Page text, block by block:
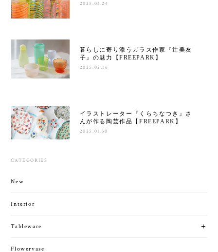
2025.03.24
暮らしに寄り添うガラス作家『辻美友
子』の魅力【FREEPARK】
2025.02.16
イラストレーター『くらちなつき』さ
んが作る陶芸作品【FREEPARK】
2025.01.30
CATEGORIES
New
Interior
Tableware
Flowervase